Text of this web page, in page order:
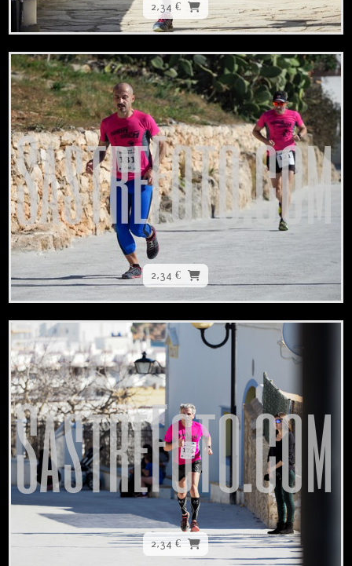
2,34 €
2,34 €
2,34 €